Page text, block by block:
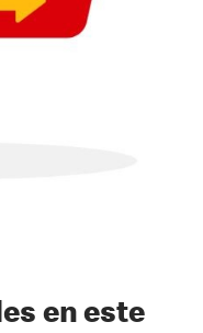
en este